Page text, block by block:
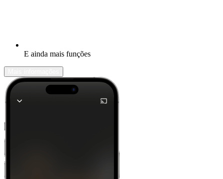
E ainda mais funções